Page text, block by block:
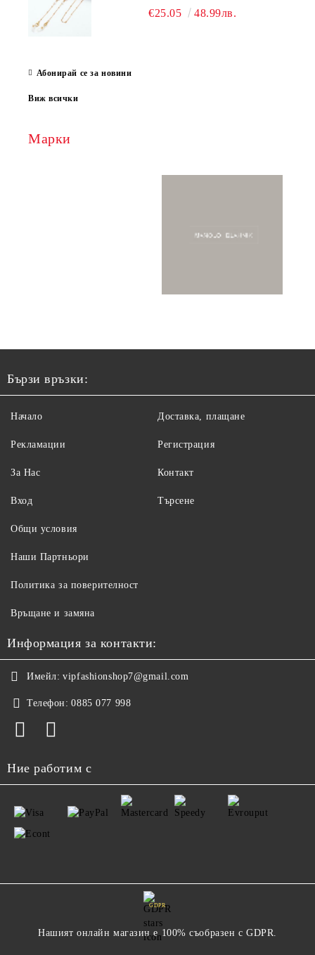
€25.05 48.99лв.
Абонирай се за новини
Виж всички
Марки
Бързи връзки:
Начало
Рекламации
За Нас
Вход
Доставка, плащане
Регистрация
Контакт
Търсене
Общи условия
Наши Партньори
Политика за поверителност
Връщане и замяна
Информация за контакти:
Имейл: vipfashionshop7@gmail.com
Телефон: 0885 077 998
Ние работим с
GDPR
Нашият онлайн магазин е 100% съобразен с GDPR.